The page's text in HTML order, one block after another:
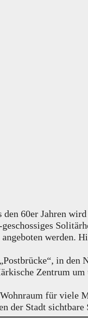
60er Jahren
werden.
in den
Zentrum
für viele
der Stadt sichtbare